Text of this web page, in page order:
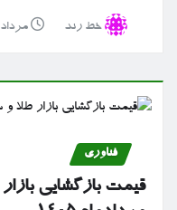
خط رند مرداد ۱۷, ۱۴۰۵
فناوری